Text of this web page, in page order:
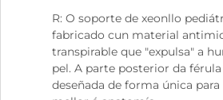
R: O soporte de xeonllo
fabricado cun material
transpirable que "expulsa" a
pel. A parte posterior da férula
deseñada de forma única para